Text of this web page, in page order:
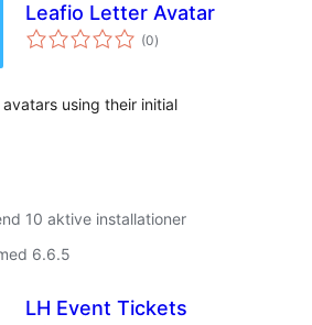
Leafio Letter Avatar
(0totale
bedømmelser
)
using their initial
10 aktive installationer
6.6.5
LH Event Tickets